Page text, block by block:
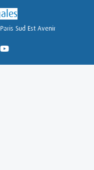
Sud Est Avenir